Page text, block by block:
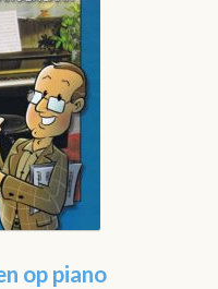
op piano